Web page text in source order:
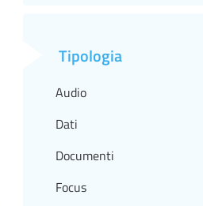
Tipologia
Audio
Dati
Documenti
Focus